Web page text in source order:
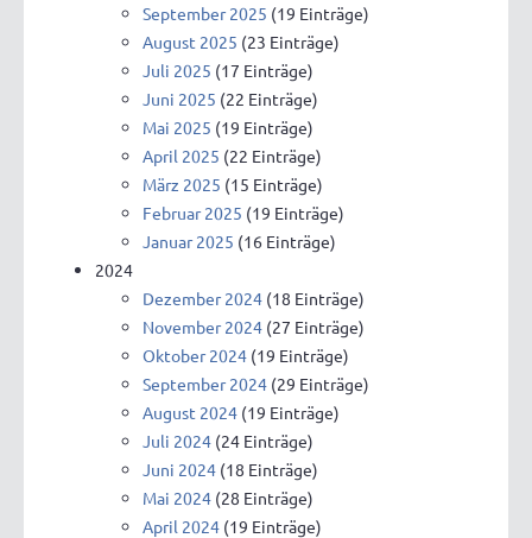
September 2025 (19 Einträge)
August 2025 (23 Einträge)
Juli 2025 (17 Einträge)
Juni 2025 (22 Einträge)
Mai 2025 (19 Einträge)
April 2025 (22 Einträge)
März 2025 (15 Einträge)
Februar 2025 (19 Einträge)
Januar 2025 (16 Einträge)
2024
Dezember 2024 (18 Einträge)
November 2024 (27 Einträge)
Oktober 2024 (19 Einträge)
September 2024 (29 Einträge)
August 2024 (19 Einträge)
Juli 2024 (24 Einträge)
Juni 2024 (18 Einträge)
Mai 2024 (28 Einträge)
April 2024 (19 Einträge)